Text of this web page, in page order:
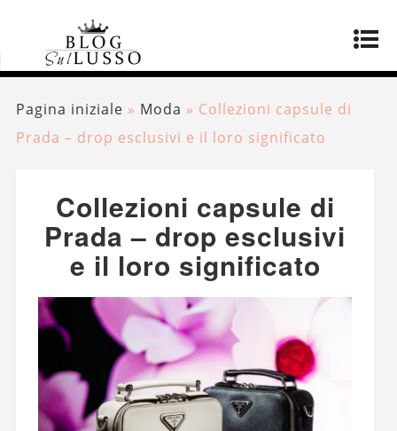
Pagina iniziale » Moda » Collezioni capsule di
Prada – drop esclusivi e il loro significato
Collezioni capsule di
Prada – drop esclusivi
e il loro significato